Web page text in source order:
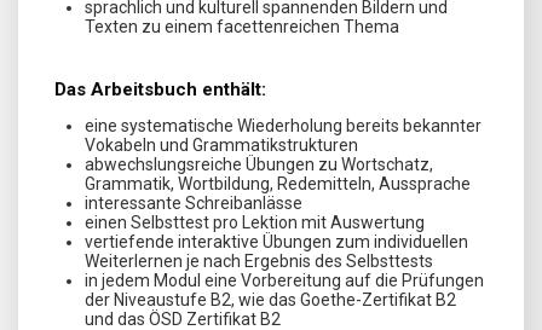
sprachlich und kulturell spannenden Bildern und
Texten zu einem facettenreichen Thema
Das Arbeitsbuch enthält:
eine systematische Wiederholung bereits bekannter
Vokabeln und Grammatikstrukturen
abwechslungsreiche Übungen zu Wortschatz,
Grammatik, Wortbildung, Redemitteln, Aussprache
interessante Schreibanlässe
einen Selbsttest pro Lektion mit Auswertung
vertiefende interaktive Übungen zum individuellen
Weiterlernen je nach Ergebnis des Selbsttests
in jedem Modul eine Vorbereitung auf die Prüfungen
der Niveaustufe B2, wie das Goethe-Zertifikat B2
und das ÖSD Zertifikat B2